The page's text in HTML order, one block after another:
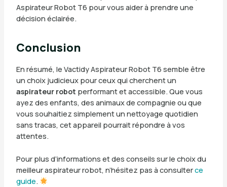
Aspirateur Robot T6 pour vous aider à prendre une
décision éclairée.
Conclusion
En résumé, le Vactidy Aspirateur Robot T6 semble être
un choix judicieux pour ceux qui cherchent un
aspirateur robot performant et accessible. Que vous
ayez des enfants, des animaux de compagnie ou que
vous souhaitiez simplement un nettoyage quotidien
sans tracas, cet appareil pourrait répondre à vos
attentes.
Pour plus d’informations et des conseils sur le choix du
meilleur aspirateur robot, n’hésitez pas à consulterce
guide.